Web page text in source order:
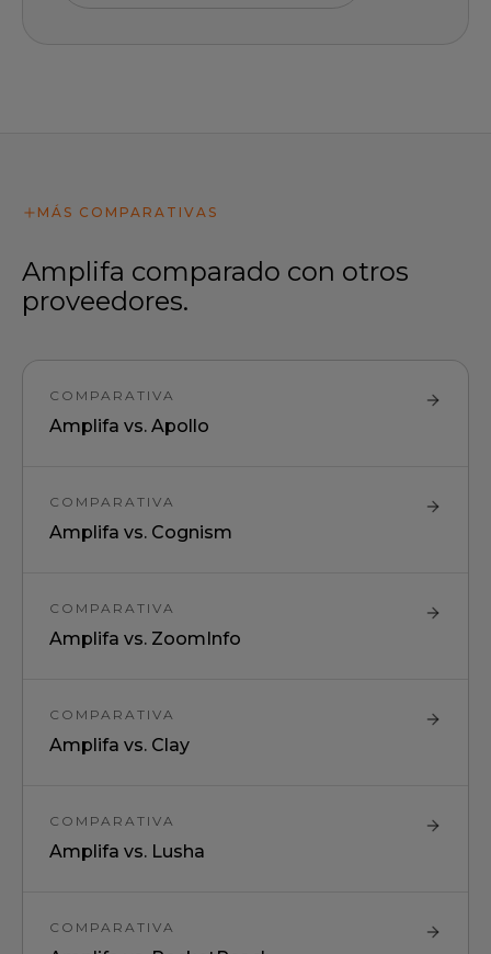
MÁS COMPARATIVAS
Amplifa comparado con otros
proveedores.
COMPARATIVA
Amplifa vs. Apollo
COMPARATIVA
Amplifa vs. Cognism
COMPARATIVA
Amplifa vs. ZoomInfo
COMPARATIVA
Amplifa vs. Clay
COMPARATIVA
Amplifa vs. Lusha
COMPARATIVA